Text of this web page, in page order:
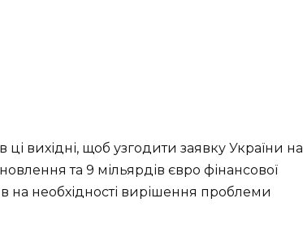
ці вихідні, щоб узгодити заявку України на
та 9 мільярдів євро фінансової
необхідності вирішення проблеми